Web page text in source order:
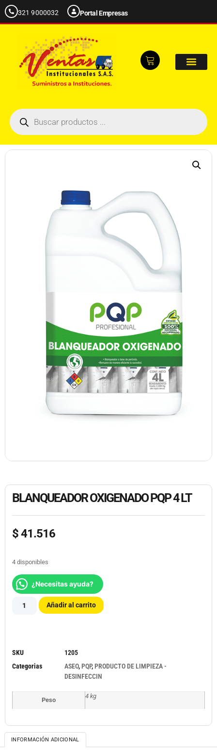
321 9000032 Portal Empresas
BLANQUEADOR OXIGENADO PQP 4 LT
$41.516
4 disponibles
¿Necesitas ayuda?
Añadir al carrito
SKU
1205
Categorias
ASEO, PQP, PRODUCTO DE LIMPIEZA -
DESINFECCIN
Peso
4 kg
INFORMACIÓN ADICIONAL